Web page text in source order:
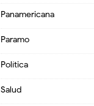
Panamericana
Paramo
Política
Salud